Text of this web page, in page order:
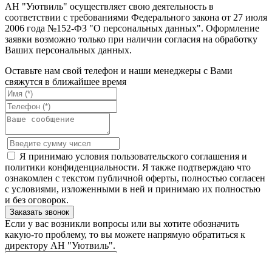
АН "Уютвиль" осуществляет свою деятельность в
соответствии с требованиями Федерального закона от 27 июля
2006 года №152-ФЗ "О персональных данных". Оформление
заявки возможно только при наличии согласия на обработку
Ваших персональных данных.
Оставьте нам свой телефон и наши менеджеры с Вами
свяжутся в ближайшее время
Я принимаю условия пользовательского соглашения и
политики конфиденциальности. Я также подтверждаю что
ознакомлен с текстом публичной оферты, полностью согласен
с условиями, изложенными в ней и принимаю их полностью
и без оговорок.
Если у вас возникли вопросы или вы хотите обозначить
какую-то проблему, то вы можете напрямую обратиться к
директору АН "Уютвиль".